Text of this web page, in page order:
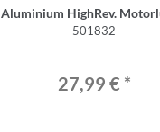
Aluminium HighRev.
V2 -1S/2S /501832
27,99 € *